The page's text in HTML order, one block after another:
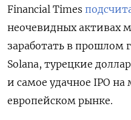
Financial Times
неочевидных активах
заработать в прошлом
Solana, турецкие
и самое удачное IPO
европейском рынке.